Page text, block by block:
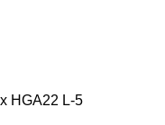
HGA22 L-5